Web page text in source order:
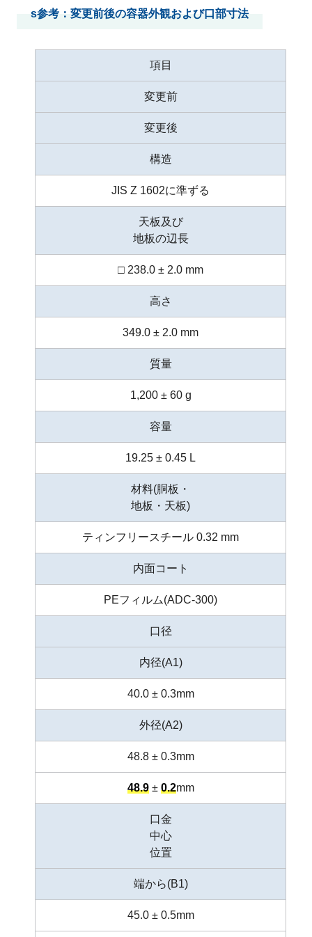
s参考：変更前後の容器外観および口部寸法
項目
変更前
変更後
構造
JIS Z 1602に準ずる
天板及び
地板の辺長
□ 238.0 ± 2.0 mm
高さ
349.0 ± 2.0 mm
質量
1,200 ± 60 g
容量
19.25 ± 0.45 L
材料(胴板・
地板・天板)
ティンフリースチール 0.32 mm
内面コート
PEフィルム(ADC-300)
口径
内径(A1)
40.0 ± 0.3mm
外径(A2)
48.8 ± 0.3mm
48.9± 0.2mm
口金
中心
位置
端から(B1)
45.0 ± 0.5mm